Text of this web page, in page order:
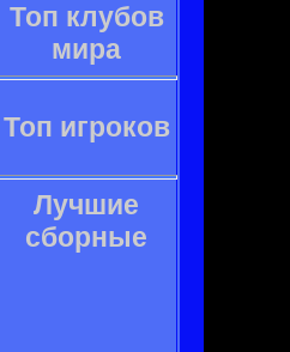
Топ клубов
мира
Топ игроков
Лучшие
сборные